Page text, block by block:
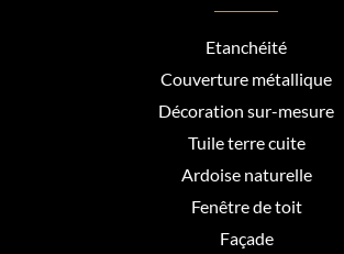
Etanchéité
Couverture métallique
Décoration sur-mesure
Tuile terre cuite
Ardoise naturelle
Fenêtre de toit
Façade